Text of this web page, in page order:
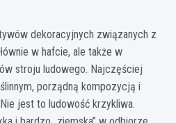
dekoracyjnych związanych z
w hafcie, ale także w
stroju ludowego. Najczęściej
porządną kompozycją i
jest to ludowość krzykliwa.